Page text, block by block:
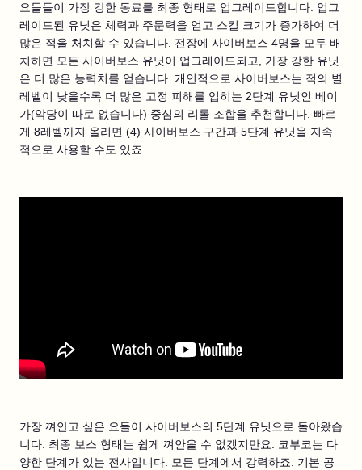
요들들이 가장 강한 동료를 최종 형태로 업그레이드합니다. 업그
레이드된 유닛은 체력과 주문력을 얻고 스킬 크기가 증가하여 더
많은 적을 처치할 수 있습니다. 전장에 사이버보스 4명을 모두 배
치하면 모든 사이버보스 유닛이 업그레이드되고, 가장 강한 유닛
은 더 많은 능력치를 얻습니다. 개인적으로 사이버보스는 적의 별
레벨이 낮을수록 더 많은 고정 피해를 입히는 2단계 유닛인 베이
가(악당이 따로 없습니다) 중심의 리롤 조합을 추천합니다. 빠르
게 8레벨까지 올리면 (4) 사이버보스 구간과 5단계 유닛을 지속
적으로 사용할 수도 있죠.
가장 껴안고 싶은 요들이 사이버보스의 5단계 유닛으로 돌아왔습
니다. 최종 보스 형태는 쉽게 껴안을 수 없겠지만요. 코부코는 다
양한 단계가 있는 전사입니다. 모든 단계에서 강력하죠. 기본 공